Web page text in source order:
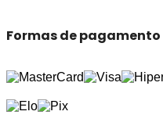
Formas de